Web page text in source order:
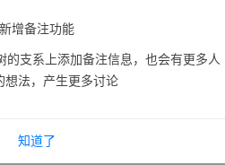
新增备注功能
的支系上添加备注信息，也会有更多人
想法，产生更多讨论
知道了